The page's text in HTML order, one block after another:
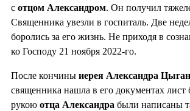
с отцом Александром. Он получил
Священника увезли в госпиталь. Две
боролись за его жизнь. Не приходя в
ко Господу 21 ноября 2022-го.
После кончины иерея Александра
священника нашла в его документах
рукою отца Александра были написаны